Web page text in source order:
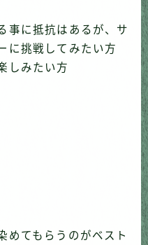
事に抵抗はあるが、サ
に挑戦してみたい方
しみたい方
めてもらうのがベスト